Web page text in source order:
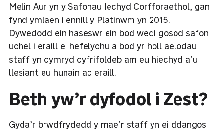
Melin Aur yn y Safonau Iechyd Corfforaethol, gan
fynd ymlaen i ennill y Platinwm yn 2015.
Dywedodd ein haseswr ein bod wedi gosod safon
uchel i eraill ei hefelychu a bod yr holl aelodau
staff yn cymryd cyfrifoldeb am eu hiechyd a’u
llesiant eu hunain ac eraill.
Beth yw’r dyfodol i Zest?
Gyda’r brwdfrydedd y mae’r staff yn ei ddangos